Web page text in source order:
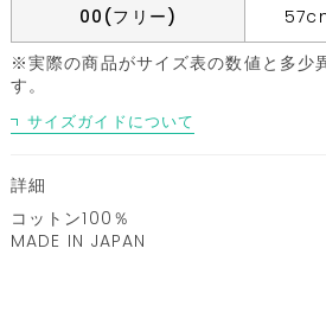
00(フリー)
※実際の商品がサイズ表の数値と多少
す。
サイズガイドについて
詳細
コットン100％
MADE IN JAPAN